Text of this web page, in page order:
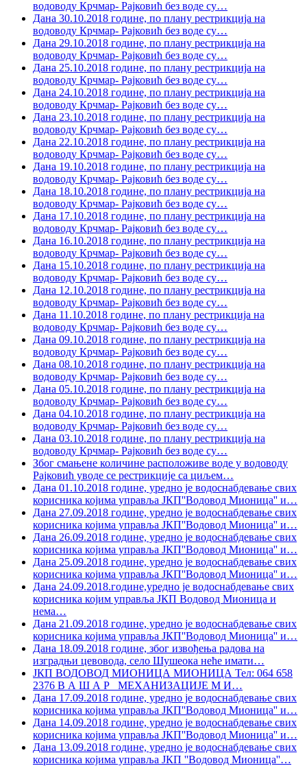
водоводу Крчмар- Рајковић без воде су…
Дана 30.10.2018 године, по плану рестрикција на
водоводу Крчмар- Рајковић без воде су…
Дана 29.10.2018 године, по плану рестрикција на
водоводу Крчмар- Рајковић без воде су…
Дана 25.10.2018 године, по плану рестрикција на
водоводу Крчмар- Рајковић без воде су…
Дана 24.10.2018 године, по плану рестрикција на
водоводу Крчмар- Рајковић без воде су…
Дана 23.10.2018 године, по плану рестрикција на
водоводу Крчмар- Рајковић без воде су…
Дана 22.10.2018 године, по плану рестрикција на
водоводу Крчмар- Рајковић без воде су…
Дана 19.10.2018 године, по плану рестрикција на
водоводу Крчмар- Рајковић без воде су…
Дана 18.10.2018 године, по плану рестрикција на
водоводу Крчмар- Рајковић без воде су…
Дана 17.10.2018 године, по плану рестрикција на
водоводу Крчмар- Рајковић без воде су…
Дана 16.10.2018 године, по плану рестрикција на
водоводу Крчмар- Рајковић без воде су…
Дана 15.10.2018 године, по плану рестрикција на
водоводу Крчмар- Рајковић без воде су…
Дана 12.10.2018 године, по плану рестрикција на
водоводу Крчмар- Рајковић без воде су…
Дана 11.10.2018 године, по плану рестрикција на
водоводу Крчмар- Рајковић без воде су…
Дана 09.10.2018 године, по плану рестрикција на
водоводу Крчмар- Рајковић без воде су…
Дана 08.10.2018 године, по плану рестрикција на
водоводу Крчмар- Рајковић без воде су…
Дана 05.10.2018 године, по плану рестрикција на
водоводу Крчмар- Рајковић без воде су…
Дана 04.10.2018 године, по плану рестрикција на
водоводу Крчмар- Рајковић без воде су…
Дана 03.10.2018 године, по плану рестрикција на
водоводу Крчмар- Рајковић без воде су…
Због смањене количине расположиве воде у водоводу
Рајковић уводе се рестрикције са циљем…
Дана 01.10.2018 године, уредно је водоснабдевање свих
корисника којима управља ЈКП''Водовод Мионица'' и…
Дана 27.09.2018 године, уредно је водоснабдевање свих
корисника којима управља ЈКП''Водовод Мионица'' и…
Дана 26.09.2018 године, уредно је водоснабдевање свих
корисника којима управља ЈКП''Водовод Мионица'' и…
Дана 25.09.2018 године, уредно је водоснабдевање свих
корисника којима управља ЈКП''Водовод Мионица'' и…
Дана 24.09.2018.године,уредно је водоснабдевање свих
корисника којим управља ЈКП Водовод Мионица и
нема…
Дана 21.09.2018 године, уредно је водоснабдевање свих
корисника којима управља ЈКП''Водовод Мионица'' и…
Дана 18.09.2018 године, због извођења радова на
изградњи цевовода, село Шушеока неће имати…
ЈКП ВОДОВОД МИОНИЦА МИОНИЦА Тел: 064 658
2376 В А Ш А Р МЕХАНИЗАЦИЈЕ М И…
Дана 17.09.2018 године, уредно је водоснабдевање свих
корисника којима управља ЈКП''Водовод Мионица'' и…
Дана 14.09.2018 године, уредно је водоснабдевање свих
корисника којима управља ЈКП''Водовод Мионица'' и…
Дана 13.09.2018 године, уредно је водоснабдевање свих
корисника којима управља ЈКП ''Водовод Мионица''…